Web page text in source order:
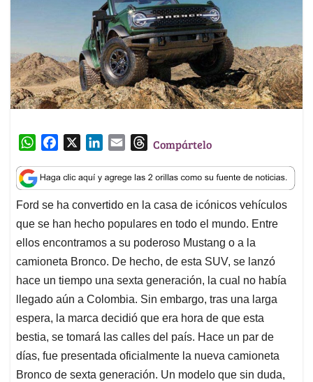
W
a
t
s
A
p
p
c
e
b
o
o
k
n
k
e
d
I
n
a
i
l
T
r
e
a
d
s
Compártelo
Ford se ha convertido en la casa de icónicos vehículos
que se han hecho populares en todo el mundo. Entre
ellos encontramos a su poderoso Mustang o a la
camioneta Bronco. De hecho, de esta SUV, se lanzó
hace un tiempo una sexta generación, la cual no había
llegado aún a Colombia. Sin embargo, tras una larga
espera, la marca decidió que era hora de que esta
bestia, se tomará las calles del país. Hace un par de
días, fue presentada oficialmente la nueva camioneta
Bronco de sexta generación. Un modelo que sin duda,